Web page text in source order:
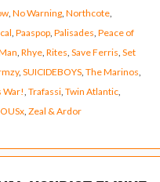
, No Warning, Northcote,
Paaspop, Palisades Peace of
Rhye, Rites Save Ferris Set
, SUICIDEBOYS, The Marinos
War! Trafassi, Twin Atlantic,
, Zeal & Ardor